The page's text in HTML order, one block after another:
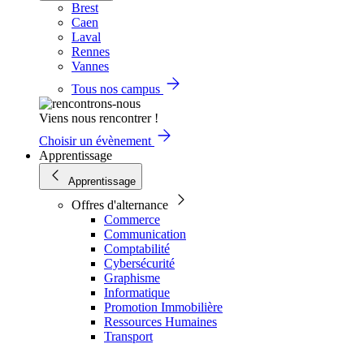
Brest
Caen
Laval
Rennes
Vannes
Tous nos campus
Viens nous rencontrer !
Choisir un évènement
Apprentissage
Apprentissage
Offres d'alternance
Commerce
Communication
Comptabilité
Cybersécurité
Graphisme
Informatique
Promotion Immobilière
Ressources Humaines
Transport